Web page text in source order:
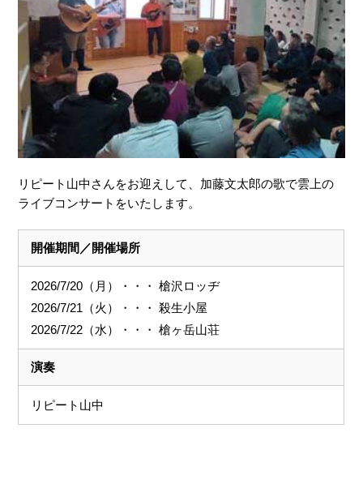
リピート山中さんをお迎えして、加藤文太郎の歌で雲上の
ライブコンサートをいたします。
開催期間／開催場所
2026/7/20（月）・・・ 槍沢ロッヂ
2026/7/21（火）・・・ 殺生小屋
2026/7/22（水）・・・ 槍ヶ岳山荘
演奏
リピート山中